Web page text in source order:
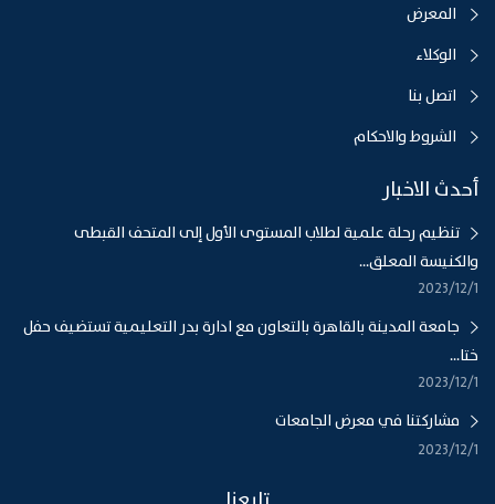
المعرض
الوكلاء
اتصل بنا
الشروط والاحكام
أحدث الاخبار
تنظيم رحلة علمية لطلاب المستوى الأول إلى المتحف القبطى
والكنيسة المعلق...
1‏‏/12‏‏/2023
جامعة المدينة بالقاهرة بالتعاون مع ادارة بدر التعليمية تستضيف حفل
ختا...
1‏‏/12‏‏/2023
مشاركتنا في معرض الجامعات
1‏‏/12‏‏/2023